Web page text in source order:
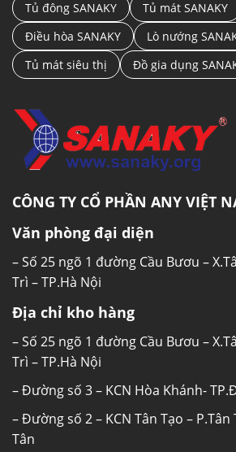
Tủ đông SANAKY
Tủ mát SANAKY
Điều hòa SANAKY
Lò nướng
Tủ mát siêu thị
Đồ gia dụng
CÔNG TY CỔ PHẦN ANY VIỆT
Văn phòng đại diện
– Số 25 ngõ 1 đường Cầu Bươu –
Trì – TP.Hà Nội
Địa chỉ kho hàng
– Số 25 ngõ 1 đường Cầu Bươu –
Trì – TP.Hà Nội
– Đường số 3 – KCN Hòa Khánh-
– Đường số 2 – KCN Tân Tạo – P.Tân
Tân